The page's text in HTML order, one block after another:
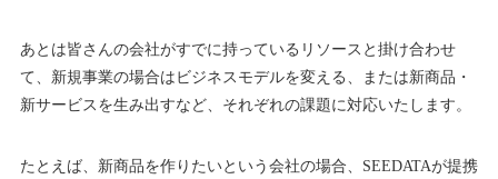
あとは皆さんの会社がすでに持っているリソースと掛け合わせ
て、新規事業の場合はビジネスモデルを変える、または新商品・
新サービスを生み出すなど、それぞれの課題に対応いたします。
たとえば、新商品を作りたいという会社の場合、SEEDATAが提携